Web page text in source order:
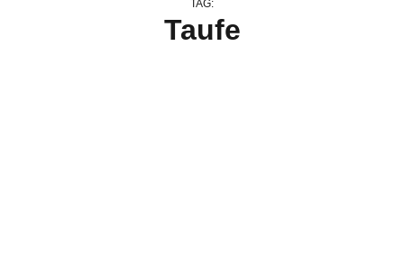
TAG:
Taufe